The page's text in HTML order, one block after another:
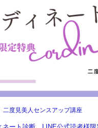
二度見美人センスアップ講座